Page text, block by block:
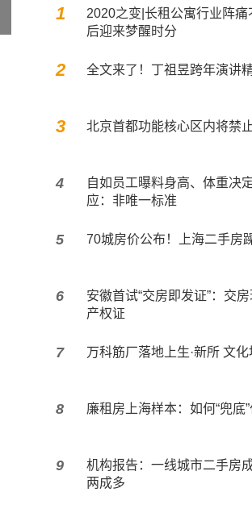
1
2020之变|长租公寓行业阵痛
后迎来梦醒时分
2 全文来了！丁祖昱跨年演讲
3 北京首都功能核心区内将禁
4
自如员工曝料身高、体重决
应：非唯一标准
5 ​70城房价公布！上海二手房
6
安徽首试“交房即发证”：交
产权证
7 万科筋厂落地上生·新所 文
8 廉租房上海样本：如何“兜底”
9
机构报告：一线城市二手房
两成多